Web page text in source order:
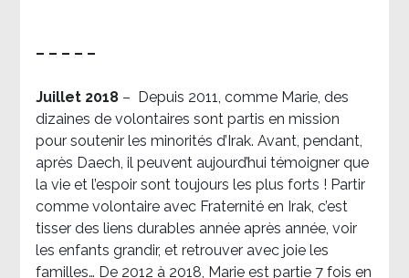
– – – – –
Juillet 2018 –
Depuis 2011, comme Marie, des
dizaines de volontaires sont partis en mission
pour soutenir les minorités d’Irak. Avant, pendant,
après Daech, il peuvent aujourd’hui témoigner que
la vie et l’espoir sont toujours les plus forts ! Partir
comme volontaire avec Fraternité en Irak, c’est
tisser des liens durables année après année, voir
les enfants grandir, et retrouver avec joie les
familles… De 2012 à 2018, Marie est partie 7 fois en